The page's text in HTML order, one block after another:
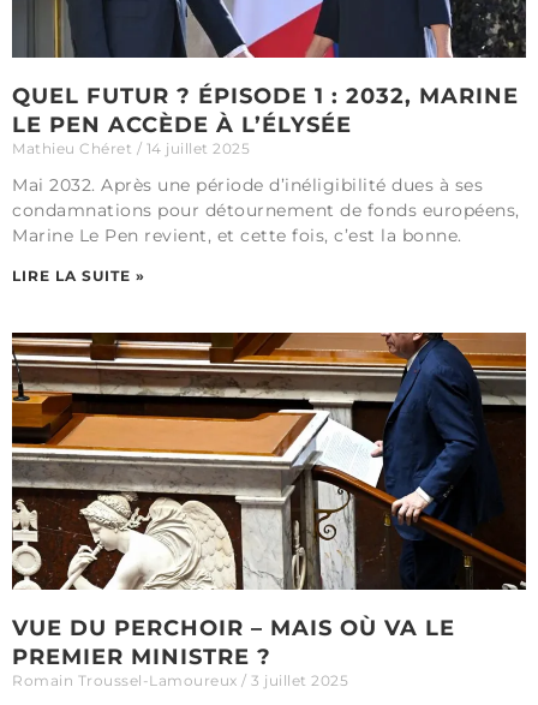
QUEL FUTUR ? ÉPISODE 1 : 2032, MARINE
LE PEN ACCÈDE À L’ÉLYSÉE
Mathieu Chéret 14 juillet 2025
Mai 2032. Après une période d’inéligibilité dues à ses
condamnations pour détournement de fonds européens,
Marine Le Pen revient, et cette fois, c’est la bonne.
LIRE LA SUITE »
VUE DU PERCHOIR – MAIS OÙ VA LE
PREMIER MINISTRE ?
Romain Troussel-Lamoureux 3 juillet 2025